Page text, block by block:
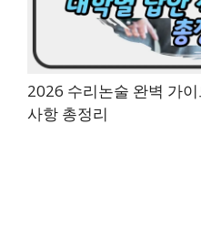
2026 수리논술 완벽 가
사항 총정리